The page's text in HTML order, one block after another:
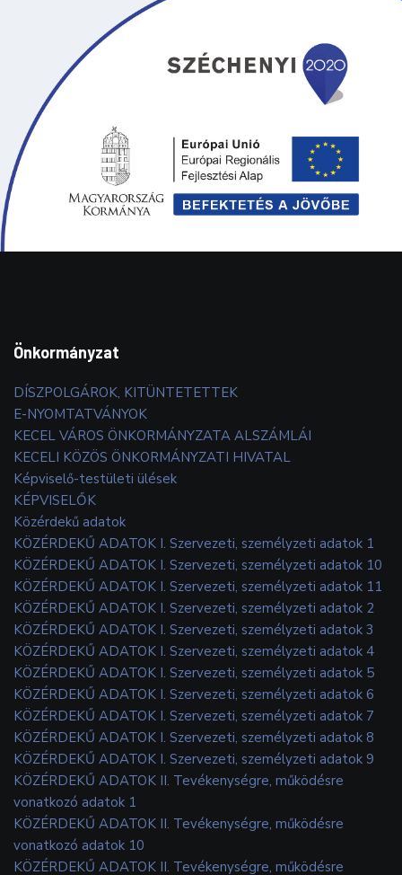
Önkormányzat
DÍSZPOLGÁROK, KITÜNTETETTEK
E-NYOMTATVÁNYOK
KECEL VÁROS ÖNKORMÁNYZATA ALSZÁMLÁI
KECELI KÖZÖS ÖNKORMÁNYZATI HIVATAL
Képviselő-testületi ülések
KÉPVISELŐK
Közérdekű adatok
KÖZÉRDEKŰ ADATOK I. Szervezeti, személyzeti adatok 1
KÖZÉRDEKŰ ADATOK I. Szervezeti, személyzeti adatok 10
KÖZÉRDEKŰ ADATOK I. Szervezeti, személyzeti adatok 11
KÖZÉRDEKŰ ADATOK I. Szervezeti, személyzeti adatok 2
KÖZÉRDEKŰ ADATOK I. Szervezeti, személyzeti adatok 3
KÖZÉRDEKŰ ADATOK I. Szervezeti, személyzeti adatok 4
KÖZÉRDEKŰ ADATOK I. Szervezeti, személyzeti adatok 5
KÖZÉRDEKŰ ADATOK I. Szervezeti, személyzeti adatok 6
KÖZÉRDEKŰ ADATOK I. Szervezeti, személyzeti adatok 7
KÖZÉRDEKŰ ADATOK I. Szervezeti, személyzeti adatok 8
KÖZÉRDEKŰ ADATOK I. Szervezeti, személyzeti adatok 9
KÖZÉRDEKŰ ADATOK II. Tevékenységre, működésre
vonatkozó adatok 1
KÖZÉRDEKŰ ADATOK II. Tevékenységre, működésre
vonatkozó adatok 10
KÖZÉRDEKŰ ADATOK II. Tevékenységre, működésre